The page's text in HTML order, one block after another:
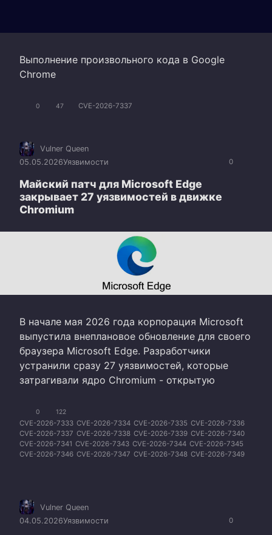
Выполнение произвольного кода в Google
Chrome
0 47 CVE-2026-7337
0
Vulner Queen
05.05.2026Уязвимости
Майский патч для Microsoft Edge
закрывает 27 уязвимостей в движке
Chromium
В начале мая 2026 года корпорация Microsoft
выпустила внеплановое обновление для своего
браузера Microsoft Edge. Разработчики
устранили сразу 27 уязвимостей, которые
затрагивали ядро Chromium - открытую
0 122
CVE-2026-7333 CVE-2026-7334 CVE-2026-7335 CVE-2026-7336
CVE-2026-7337 CVE-2026-7338 CVE-2026-7339 CVE-2026-7340
CVE-2026-7341 CVE-2026-7343 CVE-2026-7344 CVE-2026-7345
CVE-2026-7346 CVE-2026-7347 CVE-2026-7348 CVE-2026-7349
0
Vulner Queen
04.05.2026Уязвимости